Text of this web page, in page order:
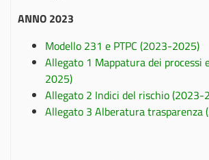
ANNO 2023
Modello 231 e PTPC (2023-2025)
Allegato 1 Mappatura dei processi
2025)
Allegato 2 Indici del rischio (2023-
Allegato 3 Alberatura trasparenza